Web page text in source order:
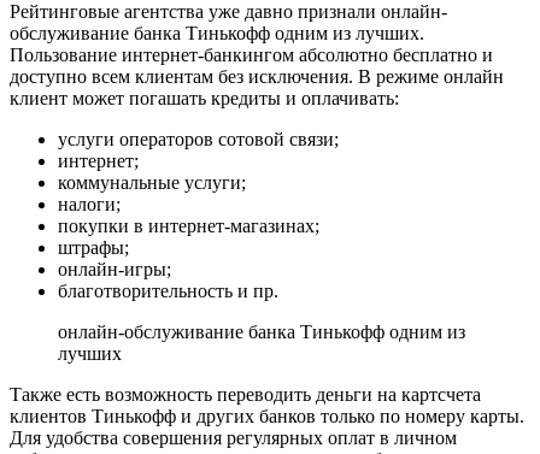
Рейтинговые агентства уже давно признали онлайн-
обслуживание банка Тинькофф одним из лучших.
Пользование интернет-банкингом абсолютно бесплатно и
доступно всем клиентам без исключения. В режиме онлайн
клиент может погашать кредиты и оплачивать:
услуги операторов сотовой связи;
интернет;
коммунальные услуги;
налоги;
покупки в интернет-магазинах;
штрафы;
онлайн-игры;
благотворительность и пр.
онлайн-обслуживание банка Тинькофф одним из
лучших
Также есть возможность переводить деньги на картсчета
клиентов Тинькофф и других банков только по номеру карты.
Для удобства совершения регулярных оплат в личном